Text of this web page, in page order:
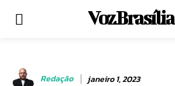
Voz Brasília
Redação janeiro 1, 2023